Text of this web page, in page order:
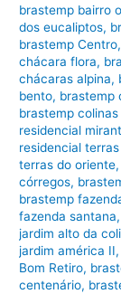
brastemp bairro
dos eucaliptos,
brastemp Centro,
chácara flora,
chácaras alpina,
bento, brastemp
brastemp
residencial
residencial
terras do oriente,
córregos,
brastemp
fazenda santana,
jardim alto da
jardim américa II,
Bom Retiro,
centenário,